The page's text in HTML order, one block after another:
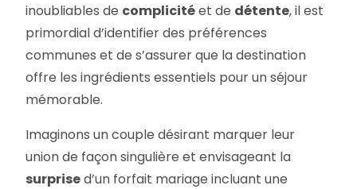
inoubliables de complicitéet de détente, il est
primordial d’identifier des préférences
communes et de s’assurer que la destination
offre les ingrédients essentiels pour un séjour
mémorable.
Imaginons un couple désirant marquer leur
union de façon singulière et envisageant la
surprised’un forfait mariage incluant une